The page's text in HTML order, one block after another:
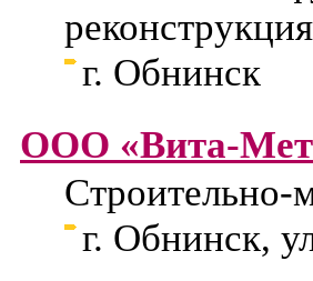
г. Обнинск
ООО «Вита-
Строительно-
г. Обнинск,